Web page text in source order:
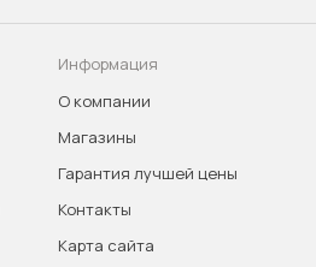
Информация
О компании
Магазины
Гарантия лучшей цены
Контакты
Карта сайта